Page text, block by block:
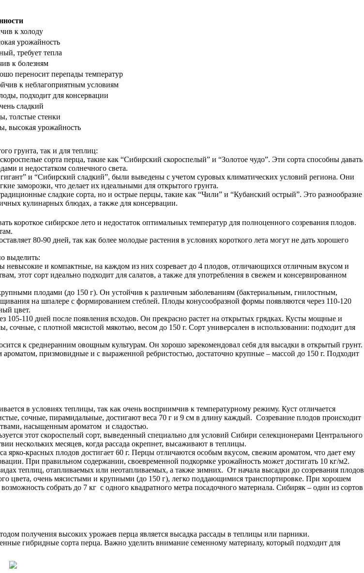
к холоду
урожайность
требует тепла
к болезням
переносит перепады температур
к неблагоприятным условиям
подходит для консервации
сладкий
толстые стенки
высокая урожайность
грунта, так и для теплиц:
сорта перца, такие как “Сибирский скороспелый” и “Золотое чудо”. Эти сорта способны давать
и недостатком солнечного света.
и “Сибирский сладкий”, были выведены с учетом суровых климатических условий региона. Они
заморозки, что делает их идеальными для открытого грунта.
сладкие сорта, но и острые перцы, такие как “Чили” и “Кубанский острый”. Это разнообразие
кулинарных блюдах, а также для консервации.
сибирское лето и недостаток оптимальных температур для полноценного созревания плодов.
80-90 дней, так как более молодые растения в условиях короткого лета могут не дать хорошего
выделить:
и компактные, на каждом из них созревает до 4 плодов, отличающихся отличным вкусом и
этот сорт идеально подходит для салатов, а также для употребления в свежем и консервированном
плодами (до 150 г). Он устойчив к различным заболеваниям (бактериальным, гнилостным,
на шпалере с формированием стеблей. Плоды конусообразной формы появляются через 110-120
цвет.
105-110 дней после появления всходов. Он прекрасно растет на открытых грядках. Кусты мощные и
с плотной мясистой мякотью, весом до 150 г. Сорт универсален в использовании: подходит для
к среднеранним овощным культурам. Он хорошо зарекомендовал себя для высадки в открытый грунт.
призмовидные и с выраженной ребристостью, достаточно крупные – массой до 150 г. Подходит
в условиях теплицы, так как очень восприимчив к температурному режиму. Куст отличается
сочные, пирамидальные, достигают веса 70 г и 9 см в длину каждый. Созревание плодов происходит
насыщенным ароматом и сладостью.
этот скороспелый сорт, выведенный специально для условий Сибири селекционерами Центрального
нескольких месяцев, когда рассада окрепнет, высаживают в теплицы.
ярко-красных плодов достигает 60 г. Перцы отличаются особым вкусом, свежим ароматом, что дает ему
При правильном содержании, своевременной подкормке урожайность может достигать 10 кг/м2.
теплиц, отапливаемых или неотапливаемых, а также зимних. От начала высадки до созревания плодов
цвета, очень мясистыми и крупными (до 150 г), легко поддающимися транспортировке. При хорошем
собрать до 7 кг с одного квадратного метра посадочного материала. Сибиряк – один из сортов
получения высоких урожаев перца является высадка рассады в теплицы или парники.
гибридные сорта перца. Важно уделить внимание семенному материалу, который подходит для